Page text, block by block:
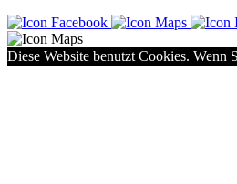
Diese Website benutzt Cookies. Wenn